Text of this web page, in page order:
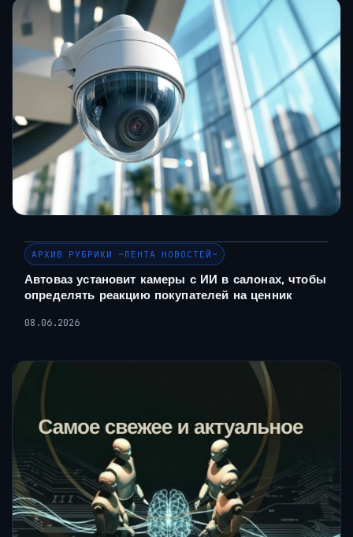
АРХИВ РУБРИКИ ~ЛЕНТА НОВОСТЕЙ~
Автоваз установит камеры с ИИ в салонах, чтобы
определять реакцию покупателей на ценник
08.06.2026